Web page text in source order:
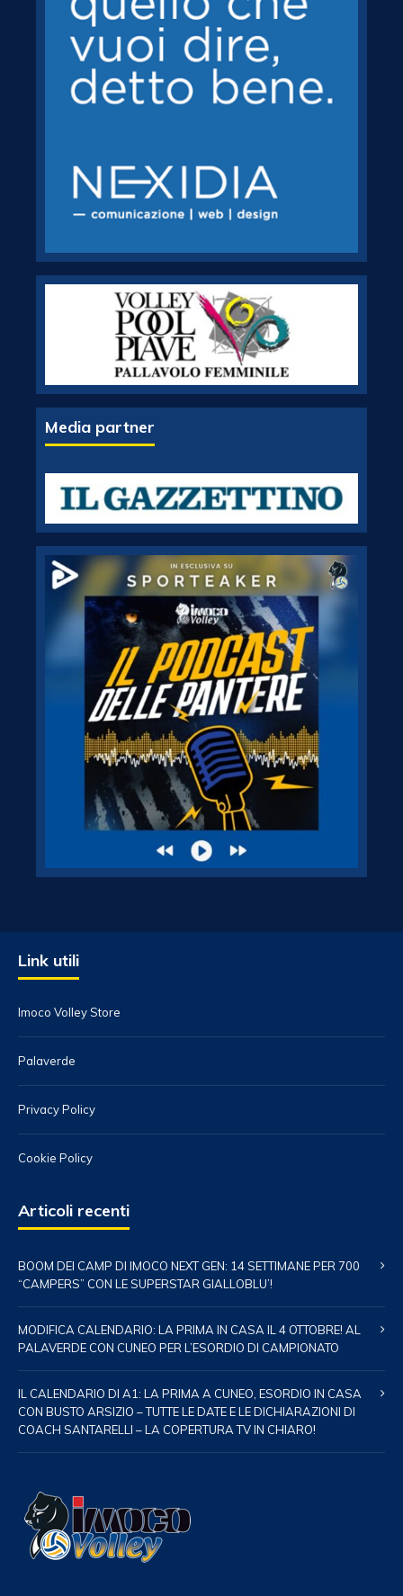
Media partner
Link utili
Imoco Volley Store
Palaverde
Privacy Policy
Cookie Policy
Articoli recenti
BOOM DEI CAMP DI IMOCO NEXT GEN: 14 SETTIMANE PER 700
“CAMPERS” CON LE SUPERSTAR GIALLOBLU’!
MODIFICA CALENDARIO: LA PRIMA IN CASA IL 4 OTTOBRE! AL
PALAVERDE CON CUNEO PER L’ESORDIO DI CAMPIONATO
IL CALENDARIO DI A1: LA PRIMA A CUNEO, ESORDIO IN CASA
CON BUSTO ARSIZIO – TUTTE LE DATE E LE DICHIARAZIONI DI
COACH SANTARELLI – LA COPERTURA TV IN CHIARO!